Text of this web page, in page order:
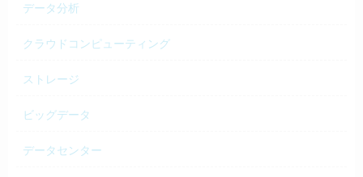
データ分析
クラウドコンピューティング
ストレージ
ビッグデータ
データセンター